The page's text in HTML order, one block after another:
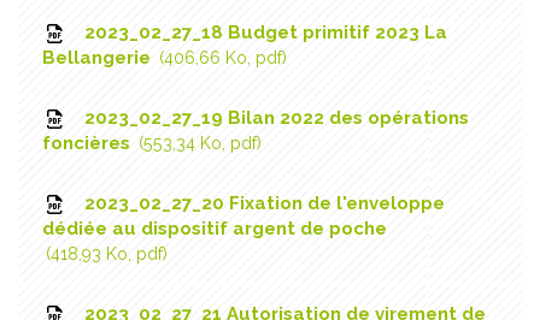
2023_02_27_18 Budget primitif 2023 La
Bellangerie
406,66 Ko, pdf
2023_02_27_19 Bilan 2022 des opérations
foncières
553,34 Ko, pdf
2023_02_27_20 Fixation de l'enveloppe
dédiée au dispositif argent de poche
418,93 Ko, pdf
2023_02_27_21 Autorisation de virement de